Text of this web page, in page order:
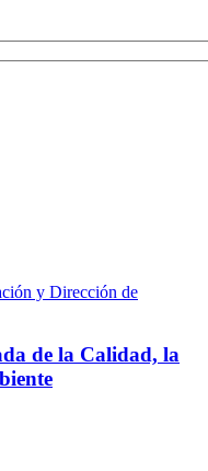
y Dirección de
de la Calidad, la